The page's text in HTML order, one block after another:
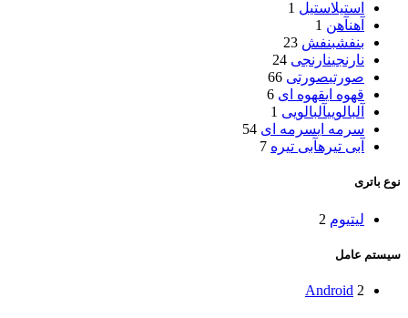
استیلاستیل 1
آهنآهن 1
بنفشبنفش 23
نارنجینارنجی 24
صورتیصورتی 66
قهوه ایقهوه ای 6
آلبالوییآلبالویی 1
سرمه ایسرمه ای 54
آبی تیرهآبی تیره 7
نوع باتری
لیتیوم 2
سیستم عامل
Android 2